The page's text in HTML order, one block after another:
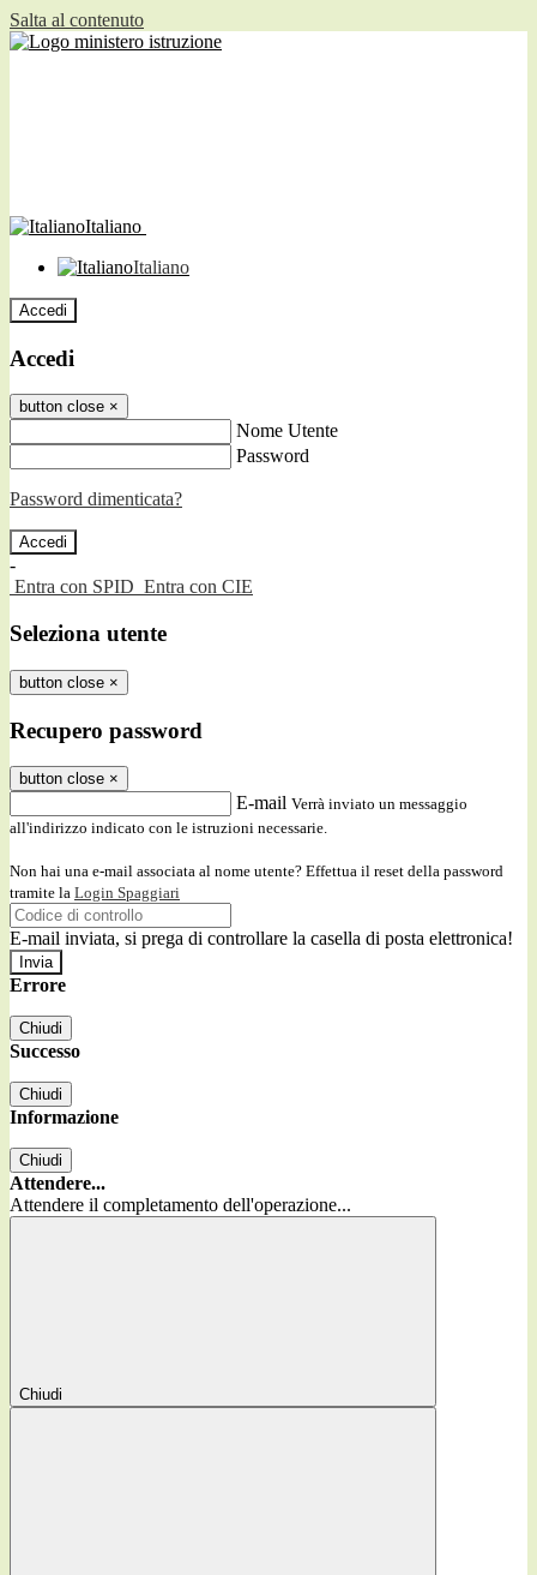
Salta al contenuto
Italiano
Italiano
Accedi
Accedi
button close ×
Nome Utente
Password
Password dimenticata?
-
Entra con SPID Entra con CIE
Seleziona utente
button close ×
Recupero password
button close ×
E-mail Verrà inviato un messaggio
all'indirizzo indicato con le istruzioni necessarie.
Non hai una e-mail associata al nome utente? Effettua il reset della password
tramite la Login Spaggiari
E-mail inviata, si prega di controllare la casella di posta elettronica!
Errore
Chiudi
Successo
Chiudi
Informazione
Chiudi
Attendere...
Attendere il completamento dell'operazione...
Chiudi